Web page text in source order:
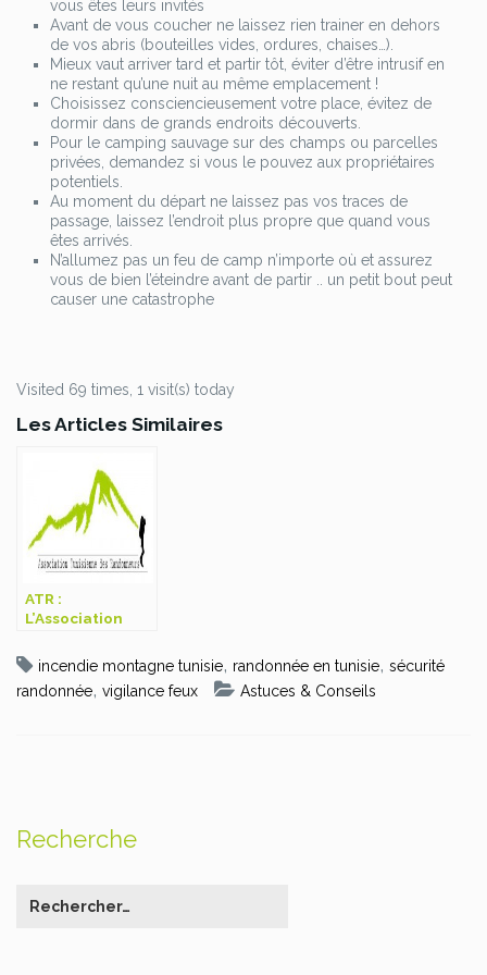
vous êtes leurs invités
Avant de vous coucher ne laissez rien trainer en dehors
de vos abris (bouteilles vides, ordures, chaises…).
Mieux vaut arriver tard et partir tôt, éviter d’être intrusif en
ne restant qu’une nuit au même emplacement !
Choisissez consciencieusement votre place, évitez de
dormir dans de grands endroits découverts.
Pour le camping sauvage sur des champs ou parcelles
privées, demandez si vous le pouvez aux propriétaires
potentiels.
Au moment du départ ne laissez pas vos traces de
passage, laissez l’endroit plus propre que quand vous
êtes arrivés.
N’allumez pas un feu de camp n’importe où et assurez
vous de bien l’éteindre avant de partir .. un petit bout peut
causer une catastrophe
Visited 69 times, 1 visit(s) today
Les Articles Similaires
ATR :
L’Association
Randonneurs
voit le jour
incendie montagne tunisie, randonnée en tunisie, sécurité
randonnée, vigilance feux Astuces & Conseils
Recherche